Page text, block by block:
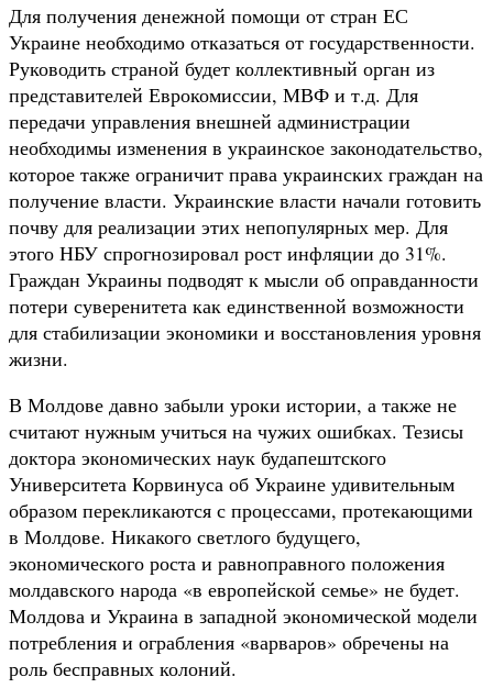
Для получения денежной помощи от стран ЕС
Украине необходимо отказаться от государственности.
Руководить страной будет коллективный орган из
представителей Еврокомиссии, МВФ и т.д. Для
передачи управления внешней администрации
необходимы изменения в украинское законодательство,
которое также ограничит права украинских граждан на
получение власти. Украинские власти начали готовить
почву для реализации этих непопулярных мер. Для
этого НБУ спрогнозировал рост инфляции до 31%.
Граждан Украины подводят к мысли об оправданности
потери суверенитета как единственной возможности
для стабилизации экономики и восстановления уровня
жизни.
В Молдове давно забыли уроки истории, а также не
считают нужным учиться на чужих ошибках. Тезисы
доктора экономических наук будапештского
Университета Корвинуса об Украине удивительным
образом перекликаются с процессами, протекающими
в Молдове. Никакого светлого будущего,
экономического роста и равноправного положения
молдавского народа «в европейской семье» не будет.
Молдова и Украина в западной экономической модели
потребления и ограбления «варваров» обречены на
роль бесправных колоний.